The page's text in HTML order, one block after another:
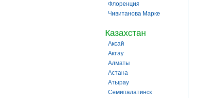
Флоренция
Чивитанова Марке
Казахстан
Аксай
Актау
Алматы
Астана
Атырау
Семипалатинск